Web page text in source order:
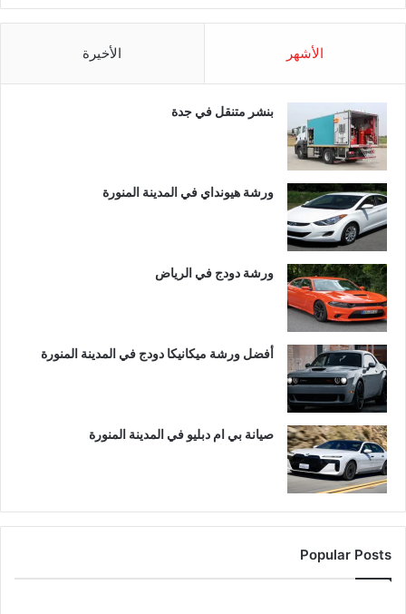
الأشهر الأخيرة
بنشر متنقل في جدة
ورشة هيونداي في المدينة المنورة
ورشة دودج في الرياض
أفضل ورشة ميكانيكا دودج في المدينة المنورة
صيانة بي ام دبليو في المدينة المنورة
Popular Posts